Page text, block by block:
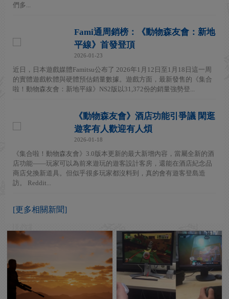
們多...
Fami通周銷榜：《動物森友會：新地
平線》首發登頂
2026-01-23
近日，日本遊戲媒體Famitsu公布了 2026年1月12日至1月18日這一周
的實體遊戲軟體與硬體預估銷量數據。遊戲方面，最新發售的《集合
啦！動物森友會：新地平線》NS2版以31,372份的銷量強勢登...
《動物森友會》酒店功能引爭議 閑逛
遊客有人歡迎有人煩
2026-01-18
《集合啦！動物森友會》3.0版本更新的最大新增內容，當屬全新的酒
店功能——玩家可以為前來遊玩的遊客設計客房，還能在酒店紀念品
商店兌換新道具。但似乎很多玩家都沒料到，真的會有遊客登島造
訪。 Reddit...
[更多相關新聞]